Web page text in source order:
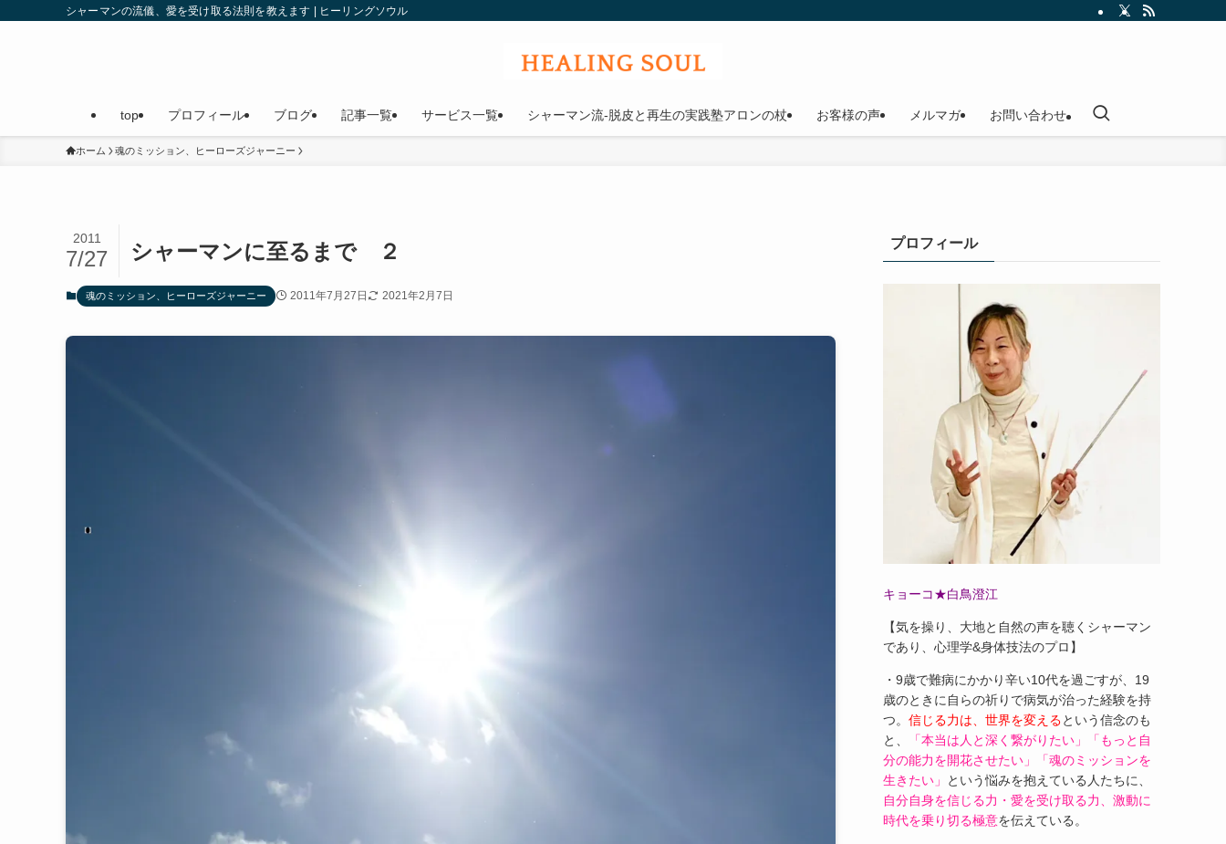
シャーマンの流儀、愛を受け取る法則を教えます | ヒーリングソウル
top プロフィール ブログ 記事一覧 サービス一覧 シャーマン流-脱皮と再生の実践塾アロンの杖 お客様の声 メルマガ お問い合わせ
ホーム 魂のミッション、ヒーローズジャーニー
シャーマンに至るまで ２
2011
7/27
魂のミッション、ヒーローズジャーニー 2011年7月27日 2021年2月7日
プロフィール
キョーコ★白鳥澄江
【気を操り、大地と自然の声を聴くシャーマン
であり、心理学&身体技法のプロ】
・9歳で難病にかかり辛い10代を過ごすが、19
歳のときに自らの祈りで病気が治った経験を持
つ。 信じる力は、世界を変えるという信念のも
と、
「本当は人と深く繋がりたい」「もっと自
分の能力を開花させたい」「魂のミッションを
生きたい」
という悩みを抱えている人たちに、
自分自身を信じる力・愛を受け取る力、激動に
時代を乗り切る極意を伝えている。